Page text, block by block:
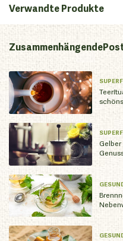
Verwandte Produkte
Zusammenhängende
Gelber